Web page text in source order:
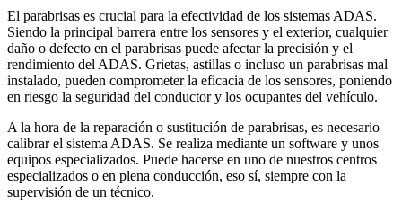
El parabrisas es crucial para la efectividad de los sistemas ADAS.
Siendo la principal barrera entre los sensores y el exterior, cualquier
daño o defecto en el parabrisas puede afectar la precisión y el
rendimiento del ADAS. Grietas, astillas o incluso un parabrisas mal
instalado, pueden comprometer la eficacia de los sensores, poniendo
en riesgo la seguridad del conductor y los ocupantes del vehículo.
A la hora de la reparación o sustitución de parabrisas, es necesario
calibrar el sistema ADAS. Se realiza mediante un software y unos
equipos especializados. Puede hacerse en uno de nuestros centros
especializados o en plena conducción, eso sí, siempre con la
supervisión de un técnico.